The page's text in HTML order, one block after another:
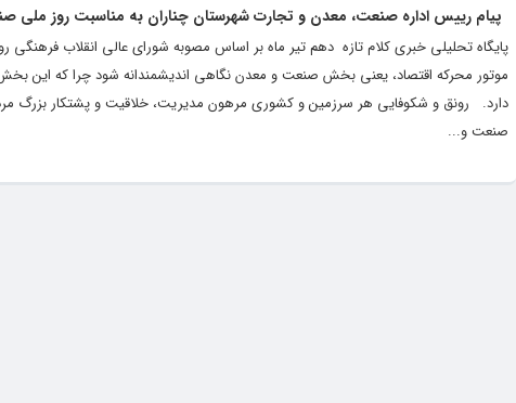
پیام رییس اداره صنعت، معدن و تجارت شهرستان چناران به مناسبت روز ملی
پایگاه تحلیلی خبری کلام تازه دهم تیر ماه بر اساس مصوبه شورای عالی انقلاب
موتور محركه اقتصاد، یعنی بخش صنعت و معدن نگاهی اندیشمندانه شود چرا كه این بخش
دارد. رونق و شکوفایی هر سرزمین و کشوری مرهون مدیریت، خلاقیت و پشتکار بزرگ
صنعت و...